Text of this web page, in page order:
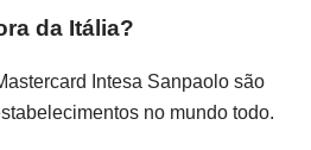
da Itália?
Intesa Sanpaolo são
no mundo todo.